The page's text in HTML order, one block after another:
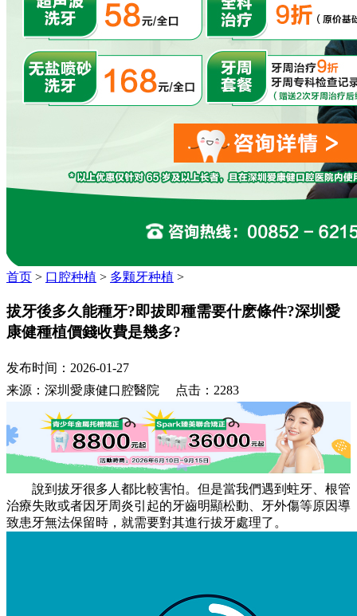
首页 > 口腔种植 > 多颗牙种植 >
拔牙後多久能種牙?即拔即種需要什麽條件?深圳愛
康健種植價錢收費是幾多?
发布时间：2026-01-27
来源：深圳愛康健口腔醫院 点击：2283
說到拔牙很多人都比較害怕。但是當我們遇到蛀牙、根管
治療失敗或者因牙周炎引起的牙齒明顯松動、牙外傷等原因導
致患牙無法保留時，就需要對其進行拔牙處理了。